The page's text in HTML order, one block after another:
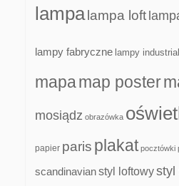
lampa lampa loft
lampy fabryczne lampy
mapamap poster
mosiądz obrazówka
papier paris plakat pocztówki
scandinavianstyl loftowystyl